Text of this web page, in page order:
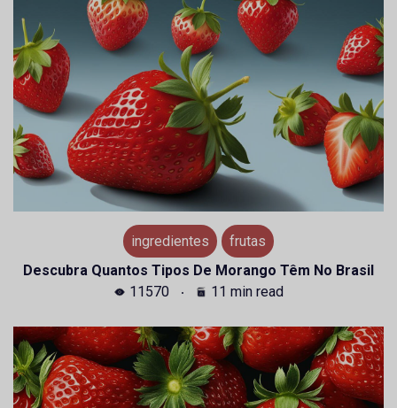
ingredientes
frutas
Descubra Quantos Tipos De Morango Têm No Brasil
11570
11 min read